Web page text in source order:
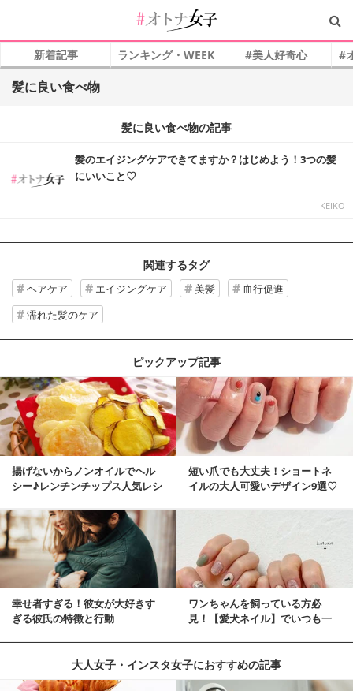
新着記事 ランキング・WEEK #美人好奇心 #
髪に良い食べ物
髪に良い食べ物の記事
髪のエイジングケアできてますか？はじめよう！3つの髪
にいいこと♡
KEIKO
関連するタグ
ヘアケア エイジングケア 美髪
血行促進
濡れた髪のケア
ピックアップ記事
揚げないからノンオイルでヘル
シー♪レンチンチップス人気レシ
短い爪でも大丈夫！ショートネ
イルの大人可愛いデザイン9選♡
幸せ者すぎる！彼女が大好きす
ぎる彼氏の特徴と行動
ワンちゃんを飼っている方必
見！【愛犬ネイル】でいつも一
大人女子・インスタ女子におすすめの記事